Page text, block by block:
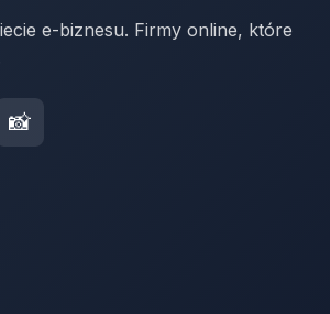
e-biznesu. Firmy online, które
📸